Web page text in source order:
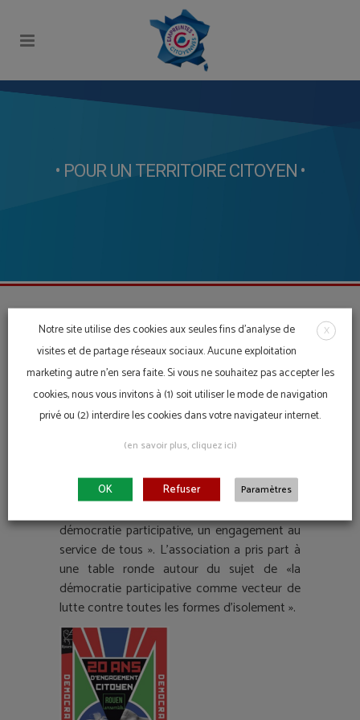
• POUR UN TERRITOIRE CITOYEN •
Rouen Ensemble (2016)
Dans le cadre de l’évènement Rouen
Ensemble, Empreintes Citoyenne a participé
démocratie participative, un engagement au
service de tous ». L’association a pris part à
une table ronde autour du sujet de «la
démocratie participative comme vecteur de
lutte contre toutes les formes d’isolement ».
X
Notre site utilise des cookies aux seules fins d'analyse de
visites et de partage réseaux sociaux. Aucune exploitation
marketing autre n'en sera faite. Si vous ne souhaitez pas accepter les
cookies, nous vous invitons à (1) soit utiliser le mode de navigation
privé ou (2) interdire les cookies dans votre navigateur internet.
(en savoir plus, cliquez ici)
OK Refuser Paramètres